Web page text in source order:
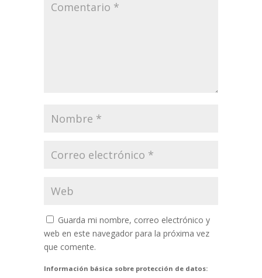
Guarda mi nombre, correo electrónico y
web en este navegador para la próxima vez
que comente.
Información básica sobre protección de datos: